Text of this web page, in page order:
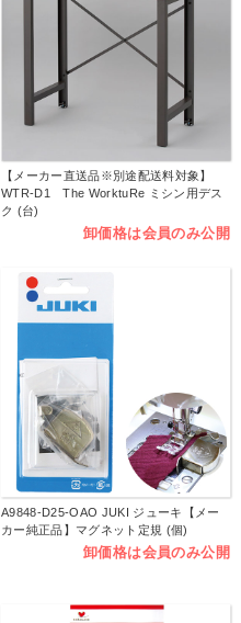
【メーカー直送品※別途配送料対象】
WTR-D1 The WorktuRe ミシン用デス
ク (台)
卸価格は会員のみ公開
A9848-D25-OAO JUKI ジューキ【メー
カー純正品】マグネット定規 (個)
卸価格は会員のみ公開